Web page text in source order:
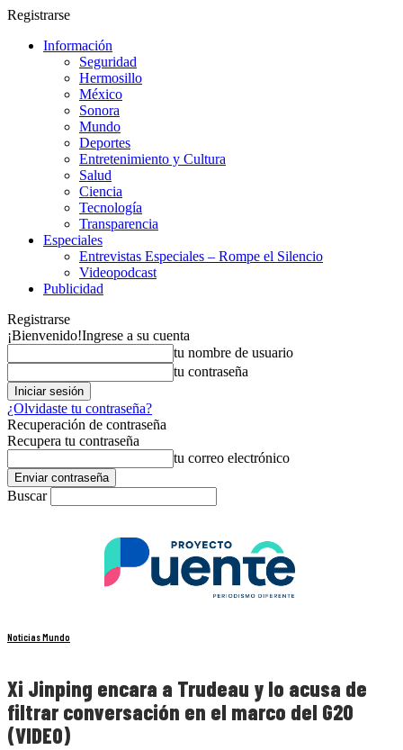
Registrarse
Información
Seguridad
Hermosillo
México
Sonora
Mundo
Deportes
Entretenimiento y Cultura
Salud
Ciencia
Tecnología
Transparencia
Especiales
Entrevistas Especiales – Rompe el Silencio
Videopodcast
Publicidad
Registrarse
¡Bienvenido!Ingrese a su cuenta
tu nombre de usuario
tu contraseña
¿Olvidaste tu contraseña?
Recuperación de contraseña
Recupera tu contraseña
tu correo electrónico
Buscar
Noticias Mundo
Xi Jinping encara a Trudeau y lo acusa de
filtrar conversación en el marco del G20
(VIDEO)